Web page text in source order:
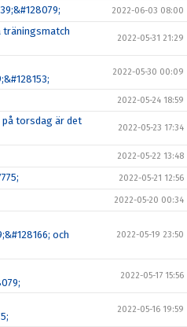
2022-06-03 08:00
träningsmatch
2022-05-31 21:29
2022-05-30 00:09
2022-05-24 18:59
torsdag är det
2022-05-23 17:34
2022-05-22 13:48
2022-05-21 12:56
2022-05-20 00:34
och
2022-05-19 23:50
2022-05-17 15:56
2022-05-16 19:59